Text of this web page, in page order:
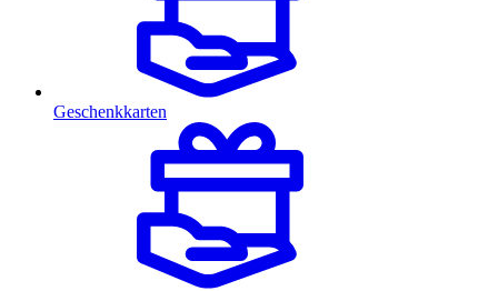
Geschenkkarten